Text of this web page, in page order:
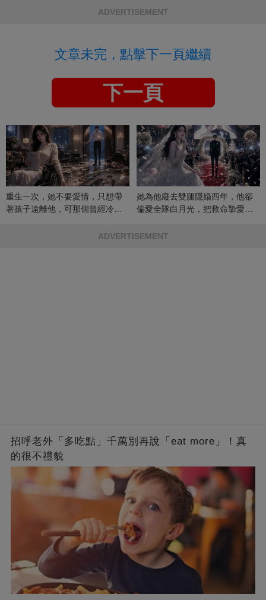
ADVERTISEMENT
文章未完，點擊下一頁繼續
下一頁
重生一次，她不要愛情，只想帶
著孩子遠離他，可那個曾經冷漠
她為他廢去雙腿隱婚四年，他卻
偏愛全隊白月光，把救命摯愛當
ADVERTISEMENT
招呼老外「多吃點」千萬別再說「eat more」！真
的很不禮貌